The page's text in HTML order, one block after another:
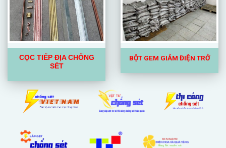
CỌC TIẾP ĐỊA CHỐNG
SÉT
BỘT GEM GIẢM ĐIỆN TRỞ